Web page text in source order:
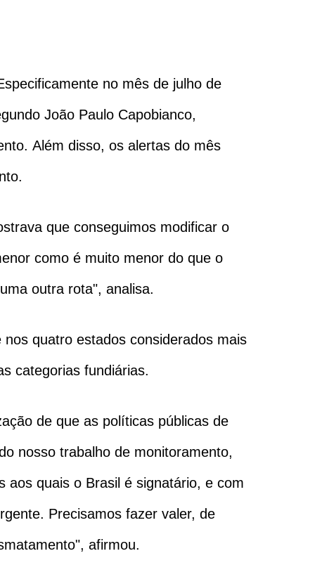
no mês de julho de
João Paulo Capobianco,
Além disso, os alertas do mês
que conseguimos modificar o
como é muito menor do que o
outra rota", analisa.
quatro estados considerados mais
categorias fundiárias.
de que as políticas públicas de
nosso trabalho de monitoramento,
aos quais o Brasil é signatário, e com
Precisamos fazer valer, de
afirmou.